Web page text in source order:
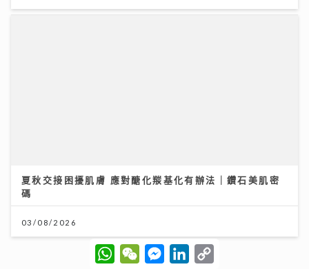
夏秋交接困擾肌膚 應對醣化羰基化有辦法｜鑽石美肌密
碼
03/08/2026
W
h
W
e
M
e
L